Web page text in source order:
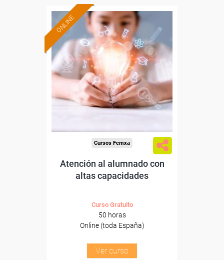
ONLINE
Formación 100%
subvencionada.
Para desempleados,
trabajadores y autónomos.
Sector
-Educación.
Cursos Femxa
Atención al alumnado con
altas capacidades
Curso Gratuito
50 horas
Online (toda España)
Ver curso